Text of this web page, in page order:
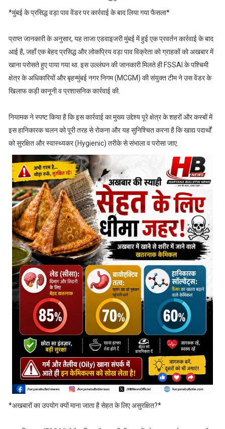
*मुंबई के प्रसिद्ध वड़ा पाव वेंडर पर कार्रवाई के बाद लिया गया फैसला*
प्राप्त जानकारी के अनुसार, यह ताजा एडवाइजरी मुंबई में हुई एक प्रवर्तन कार्रवाई के बाद
आई है, जहाँ एक बेहद प्रसिद्ध और लोकप्रिय वड़ा पाव विक्रेता को ग्राहकों को अखबार में
खाना परोसते हुए पाया गया था. इस उल्लंघन की जानकारी मिलते ही FSSAI के पश्चिमी
क्षेत्र के अधिकारियों और बृहन्मुंबई नगर निगम (MCGM) की संयुक्त टीम ने उस वेंडर के
खिलाफ कड़ी कानूनी व प्रशासनिक कार्रवाई की.
नियामक ने स्पष्ट किया है कि इस कार्रवाई का मुख्य उद्देश्य पूरे क्षेत्र के शहरों और कस्बों में
इस हानिकारक चलन को पूरी तरह से रोकना और यह सुनिश्चित करना है कि खाद्य पदार्थों
को सुरक्षित और स्वास्थ्यकर (Hygienic) तरीके से संभाला व परोसा जाए.
*अखबारों का उपयोग क्यों माना जाता है सेहत के लिए असुरक्षित?*